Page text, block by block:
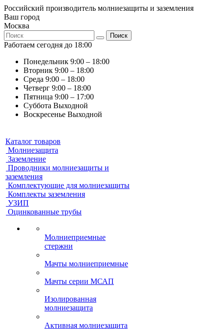
Российский производитель молниезащиты и заземления
Ваш город
Москва
Поиск
Работаем сегодня до 18:00
Понедельник 9:00 – 18:00
Вторник 9:00 – 18:00
Среда 9:00 – 18:00
Четверг 9:00 – 18:00
Пятница 9:00 – 17:00
Суббота Выходной
Воскресенье Выходной
Каталог товаров
Молниезащита
Заземление
Проводники молниезащиты и
заземления
Комплектующие для молниезащиты
Комплекты заземления
УЗИП
Оцинкованные трубы
Молниеприемные
стержни
Мачты молниеприемные
Мачты серии МСАП
Изолированная
молниезащита
Активная молниезащита